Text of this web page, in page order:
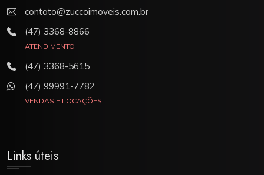
contato@zuccoimoveis.com.br
(47) 3368-8866
ATENDIMENTO
(47) 3368-5615
(47) 99991-7782
VENDAS E LOCAÇÕES
Links úteis